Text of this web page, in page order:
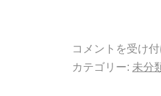
コメントを受け
カテゴリー: 未分